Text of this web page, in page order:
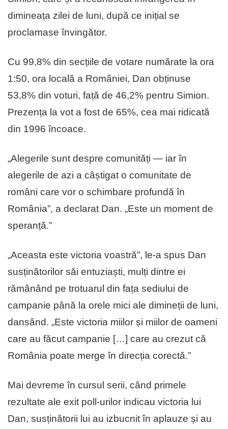
dimineața zilei de luni, după ce inițial se
proclamase învingător.
Cu 99,8% din secțiile de votare numărate la ora
1:50, ora locală a României, Dan obținuse
53,8% din voturi, față de 46,2% pentru Simion.
Prezența la vot a fost de 65%, cea mai ridicată
din 1996 încoace.
„Alegerile sunt despre comunități — iar în
alegerile de azi a câștigat o comunitate de
români care vor o schimbare profundă în
România”, a declarat Dan. „Este un moment de
speranță.”
„Aceasta este victoria voastră”, le-a spus Dan
susținătorilor săi entuziaști, mulți dintre ei
rămânând pe trotuarul din fața sediului de
campanie până la orele mici ale dimineții de luni,
dansând. „Este victoria miilor și miilor de oameni
care au făcut campanie […] care au crezut că
România poate merge în direcția corectă.”
Mai devreme în cursul serii, când primele
rezultate ale exit poll-urilor indicau victoria lui
Dan, susținătorii lui au izbucnit în aplauze și au